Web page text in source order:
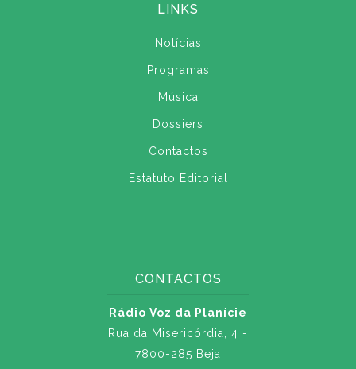
LINKS
Notícias
Programas
Música
Dossiers
Contactos
Estatuto Editorial
CONTACTOS
Rádio Voz da Planície
Rua da Misericórdia, 4 -
7800-285 Beja